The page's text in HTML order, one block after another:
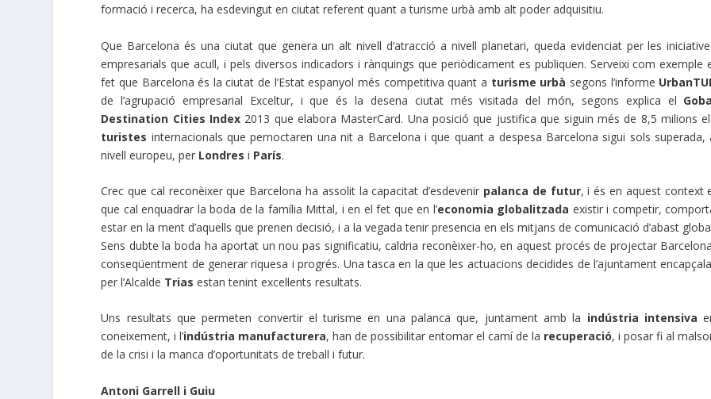
formació i recerca, ha esdevingut en ciutat referent quant a turisme urbà amb alt poder adquisitiu.
Que Barcelona és una ciutat que genera un alt nivell d’atracció a nivell planetari, queda evidenciat per les
empresarials que acull, i pels diversos indicadors i rànquings que periòdicament es publiquen. Serveixi com exemple
fet que Barcelona és la ciutat de l’Estat espanyol més competitiva quant a turisme urbà segons l’informe
de l’agrupació empresarial Exceltur, i que és la desena ciutat més visitada del món, segons explica el
Destination Cities Index2013 que elabora MasterCard. Una posició que justifica que siguin més de 8,5 milions
turistes internacionals que pernoctaren una nit a Barcelona i que quant a despesa Barcelona sigui sols superada,
nivell europeu, per Londres i París.
Crec que cal reconèixer que Barcelona ha assolit la capacitat d’esdevenir palanca de futur, i és en aquest context
que cal enquadrar la boda de la família Mittal, i en el fet que en l’economia globalitzada existir i competir,
estar en la ment d’aquells que prenen decisió, i a la vegada tenir presencia en els mitjans de comunicació d’abast
Sens dubte la boda ha aportat un nou pas significatiu, caldria reconèixer-ho, en aquest procés de projectar
conseqüentment de generar riquesa i progrés. Una tasca en la que les actuacions decidides de l’ajuntament
per l’Alcalde Trias estan tenint excel·lents resultats.
Uns resultats que permeten convertir el turisme en una palanca que, juntament amb la indústria intensiva
coneixement, i l’indústria manufacturera, han de possibilitar entomar el camí de la recuperació, i posar fi al
de la crisi i la manca d’oportunitats de treball i futur.
Antoni Garrell i Guiu